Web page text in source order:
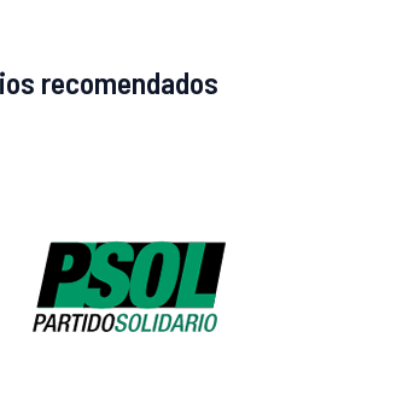
recomendados